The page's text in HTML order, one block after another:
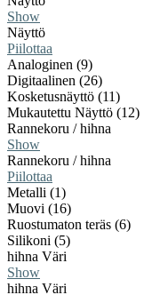
Show
Näyttö
Piilottaa
Analoginen (9)
Digitaalinen (26)
Kosketusnäyttö (11)
Mukautettu Näyttö (12)
Rannekoru / hihna
Show
Rannekoru / hihna
Piilottaa
Metalli (1)
Muovi (16)
Ruostumaton teräs (6)
Silikoni (5)
hihna Väri
Show
hihna Väri